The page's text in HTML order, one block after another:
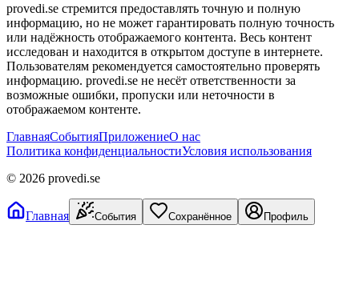
provedi.se стремится предоставлять точную и полную
информацию, но не может гарантировать полную точность
или надёжность отображаемого контента. Весь контент
исследован и находится в открытом доступе в интернете.
Пользователям рекомендуется самостоятельно проверять
информацию. provedi.se не несёт ответственности за
возможные ошибки, пропуски или неточности в
отображаемом контенте.
ГлавнаяСобытияПриложениеО нас
Политика конфиденциальностиУсловия использования
© 2026 provedi.se
Главная События Сохранённое Профиль